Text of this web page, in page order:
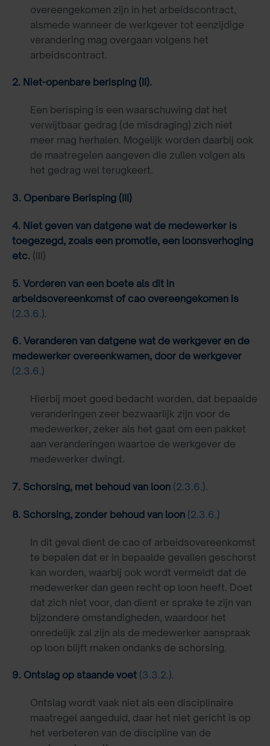
overeengekomen zijn in het arbeidscontract,
alsmede wanneer de werkgever tot eenzijdige
verandering mag overgaan volgens het
arbeidscontract.
2. Niet-openbare berisping (II).
Een berisping is een waarschuwing dat het
verwijtbaar gedrag (de misdraging) zich niet
meer mag herhalen. Mogelijk worden daarbij ook
de maatregelen aangeven die zullen volgen als
het gedrag wel terugkeert.
3. Openbare Berisping (III)
4. Niet geven van datgene wat de medewerker is
toegezegd, zoals een promotie, een loonsverhoging
etc. (III)
5. Vorderen van een boete als dit in
arbeidsovereenkomst of cao overeengekomen is
(2.3.6.).
6. Veranderen van datgene wat de werkgever en de
medewerker overeenkwamen, door de werkgever
(2.3.6.)
Hierbij moet goed bedacht worden, dat bepaalde
veranderingen zeer bezwaarlijk zijn voor de
medewerker, zeker als het gaat om een pakket
aan veranderingen waartoe de werkgever de
medewerker dwingt.
7. Schorsing, met behoud van loon (2.3.6.).
8. Schorsing, zonder behoud van loon (2.3.6.)
In dit geval dient de cao of arbeidsovereenkomst
te bepalen dat er in bepaalde gevallen geschorst
kan worden, waarbij ook wordt vermeldt dat de
medewerker dan geen recht op loon heeft. Doet
dat zich niet voor, dan dient er sprake te zijn van
bijzondere omstandigheden, waardoor het
onredelijk zal zijn als de medewerker aanspraak
op loon blijft maken ondanks de schorsing.
9. Ontslag op staande voet (3.3.2.).
Ontslag wordt vaak niet als een disciplinaire
maatregel aangeduid, daar het niet gericht is op
het verbeteren van de discipline van de